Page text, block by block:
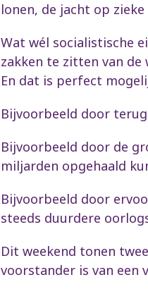
lonen, de jacht op
Wat wél socialistische
zakken te zitten van de
En dat is perfect
Bijvoorbeeld door
Bijvoorbeeld door de
miljarden opgehaald
Bijvoorbeeld door
steeds duurdere
Dit weekend tonen
voorstander is van een